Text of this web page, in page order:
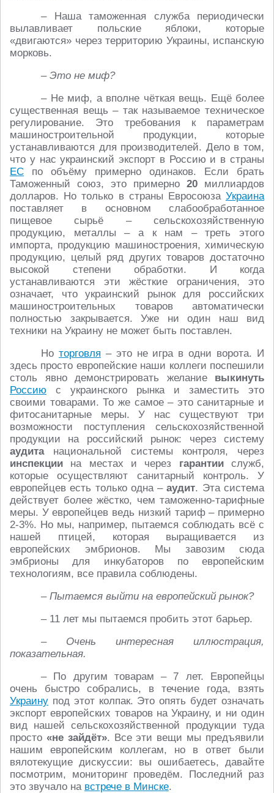
– Наша таможенная служба периодически
вылавливает польские яблоки, которые
«двигаются» через территорию Украины, испанскую
морковь.
– Это не миф?
– Не миф, а вполне чёткая вещь. Ещё более
существенная вещь – так называемое техническое
регулирование. Это требования к параметрам
машиностроительной продукции, которые
устанавливаются для производителей. Дело в том,
что у нас украинский экспорт в Россию и в страны
ЕС по объёму примерно одинаков. Если брать
Таможенный союз, это примерно 20 миллиардов
долларов. Но только в страны Евросоюза Украина
поставляет в основном слабообработанное
пищевое сырьё – сельскохозяйственную
продукцию, металлы – а к нам – треть этого
импорта, продукцию машиностроения, химическую
продукцию, целый ряд других товаров достаточно
высокой степени обработки. И когда
устанавливаются эти жёсткие ограничения, это
означает, что украинский рынок для российских
машиностроительных товаров автоматически
полностью закрывается. Уже ни один наш вид
техники на Украину не может быть поставлен.
Но торговля – это не игра в одни ворота. И
здесь просто европейские наши коллеги поспешили
столь явно демонстрировать желание выкинуть
Россию с украинского рынка и заместить это
своими товарами. То же самое – это санитарные и
фитосанитарные меры. У нас существуют три
возможности поступления сельскохозяйственной
продукции на российский рынок: через систему
аудитанациональной системы контроля, через
инспекции на местах и через гарантиислужб,
которые осуществляют санитарный контроль. У
европейцев есть только одна –аудит. Эта система
действует более жёстко, чем таможенно-тарифные
меры. У европейцев ведь низкий тариф – примерно
2-3%. Но мы, например, пытаемся соблюдать всё с
нашей птицей, которая выращивается из
европейских эмбрионов. Мы завозим сюда
эмбрионы для инкубаторов по европейским
технологиям, все правила соблюдены.
– Пытаемся выйти на европейский рынок?
– 11 лет мы пытаемся пробить этот барьер.
– Очень интересная иллюстрация,
показательная.
– По другим товарам – 7 лет. Европейцы
очень быстро собрались, в течение года, взять
Украину под этот колпак. Это опять будет означать
экспорт европейских товаров на Украину, и ни один
вид нашей сельскохозяйственной продукции туда
просто «не зайдёт». Все эти вещи мы предъявили
нашим европейским коллегам, но в ответ были
вялотекущие дискуссии: вы ошибаетесь, давайте
посмотрим, мониторинг проведём. Последний раз
это звучало на встрече в Минске.